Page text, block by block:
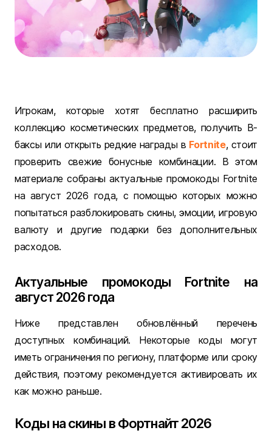
Игрокам, которые хотят бесплатно расширить
коллекцию косметических предметов, получить В-
баксы или открыть редкие награды в Fortnite, стоит
проверить свежие бонусные комбинации. В этом
материале собраны актуальные промокоды Fortnite
на август 2026 года, с помощью которых можно
попытаться разблокировать скины, эмоции, игровую
валюту и другие подарки без дополнительных
расходов.
Актуальные промокоды Fortnite на
август 2026 года
Ниже представлен обновлённый перечень
доступных комбинаций. Некоторые коды могут
иметь ограничения по региону, платформе или сроку
действия, поэтому рекомендуется активировать их
как можно раньше.
Коды на скины в Фортнайт 2026